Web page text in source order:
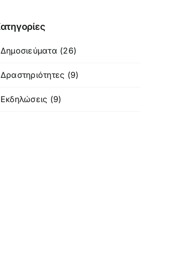
Δημοσιεύματα (26)
Δραστηριότητες (9)
Εκδηλώσεις (9)